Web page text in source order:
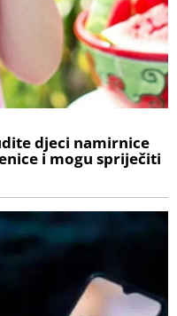
djeci namirnice
i mogu spriječiti